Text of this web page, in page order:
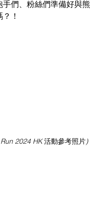
手們、粉絲們準備好與熊
！
2024 HK 活動參考照片)